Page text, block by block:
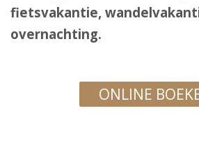
fietsvakantie,
overnachting.
ONLINE